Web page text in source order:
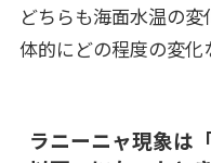
どちらも海面水温の
体的にどの程度の変化
ラニーニャ現象は